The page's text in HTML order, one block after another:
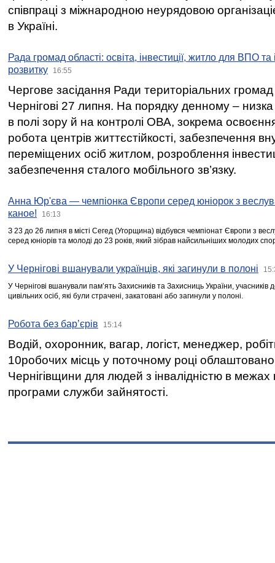
співпраці з міжнародною неурядовою
в Україні.
Рада громад області: освіта, інвестиції, житло для ВПО
розвитку
16:55
Чергове засідання Ради територіальних громад
Чернігові 27 липня. На порядку денному –
в полі зору й на контролі ОВА, зокрема освоєння
робота центрів життєстійкості, забезпечення
переміщених осіб житлом, розроблення
забезпечення сталого мобільного зв’язку.
Анна Юр'єва — чемпіонка Європи серед юніорок з
каное!
16:13
З 23 до 26 липня в місті Сегед (Угорщина) відбувся чемпіонат Європи з
серед юніорів та молоді до 23 років, який зібрав найсильніших молодих
У Чернігові вшанували українців, які загинули в полоні
У Чернігові вшанували пам’ять Захисників та Захисниць України,
цивільних осіб, які були страчені, закатовані або загинули у полоні.
Робота без бар’єрів 15:14
Водій, охоронник, вагар, логіст, менеджер,
10робочих місць у поточному році
Чернігівщини для людей з інвалідністю в межах
програми служби зайнятості.